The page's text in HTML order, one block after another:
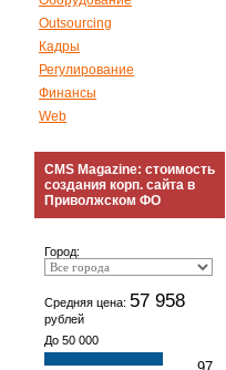
Outsourcing
Кадры
Регулирование
Финансы
Web
CMS Magazine: стоимость
создания корп. сайта в
Приволжском ФО
Город:
Средняя цена: 57 958
рублей
До 50 000